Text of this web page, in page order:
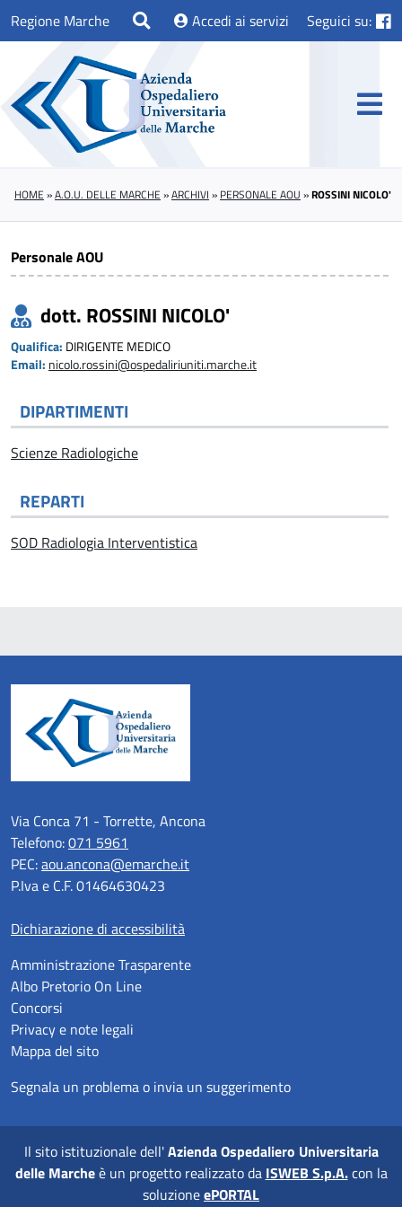
Regione Marche Accedi ai servizi Seguici su:
HOME »A.O.U. DELLE MARCHE »ARCHIVI » PERSONALE AOU »ROSSINI NICOLO'
Personale AOU
dott. ROSSINI NICOLO'
Qualifica: DIRIGENTE MEDICO
Email: nicolo.rossini@ospedaliriuniti.marche.it
DIPARTIMENTI
Scienze Radiologiche
REPARTI
SOD Radiologia Interventistica
Via Conca 71 - Torrette, Ancona
Telefono:071 5961
PEC:aou.ancona@emarche.it
P.Iva e C.F. 01464630423
Dichiarazione di accessibilità
Amministrazione Trasparente
Albo Pretorio On Line
Concorsi
Privacy e note legali
Mappa del sito
Segnala un problema o invia un suggerimento
Il sito istituzionale dell'Azienda Ospedaliero Universitaria
delle Marcheè un progetto realizzato da ISWEB S.p.A.con la
soluzioneePORTAL